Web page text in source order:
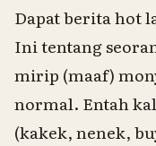
Dapat berita hot
Ini tentang
mirip (maaf)
normal. Entah
(kakek, nenek,